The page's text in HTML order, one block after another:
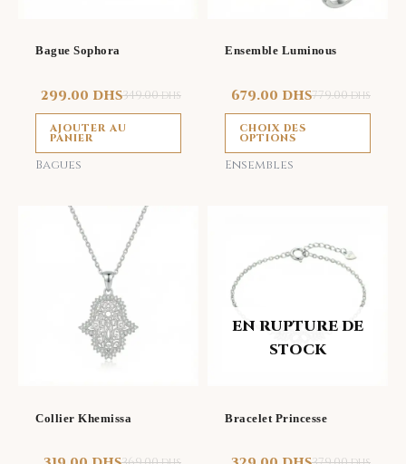
Bague Sophora
349.00DHS
299.00 DHS
AJOUTER AU
PANIER
Bagues
Ensemble Luminous
779.00DHS
679.00 DHS
CHOIX DES
OPTIONS
la
du
Ensembles
Collier Khemissa
EN RUPTURE DE
STOCK
Bracelet Princesse